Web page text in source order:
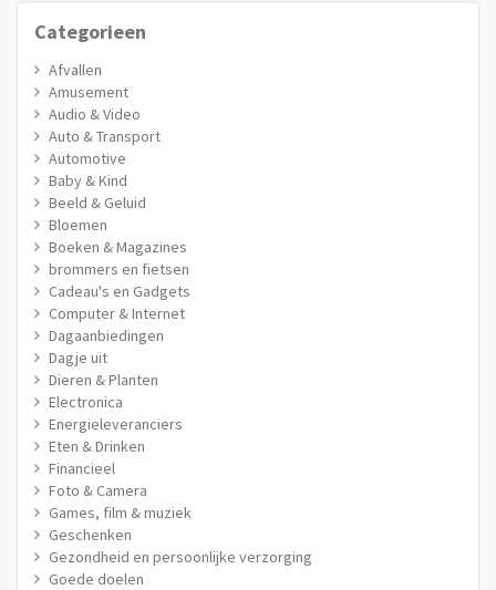
Categorieen
Afvallen
Amusement
Audio & Video
Auto & Transport
Automotive
Baby & Kind
Beeld & Geluid
Bloemen
Boeken & Magazines
brommers en fietsen
Cadeau's en Gadgets
Computer & Internet
Dagaanbiedingen
Dagje uit
Dieren & Planten
Electronica
Energieleveranciers
Eten & Drinken
Financieel
Foto & Camera
Games, film & muziek
Geschenken
Gezondheid en persoonlijke verzorging
Goede doelen